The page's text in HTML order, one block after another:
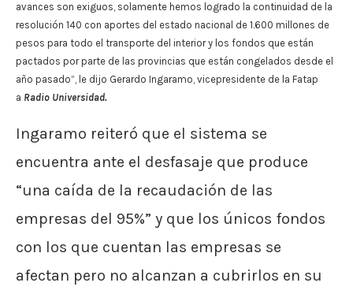
avances son exiguos, solamente hemos logrado la continuidad de la
resolución 140 con aportes del estado nacional de 1.600 millones de
pesos para todo el transporte del interior y los fondos que están
pactados por parte de las provincias que están congelados desde el
año pasado”, le dijo Gerardo Ingaramo, vicepresidente de la Fatap
a Radio Universidad.
Ingaramo reiteró que el sistema se
encuentra ante el desfasaje que produce
“una caída de la recaudación de las
empresas del 95%” y que los únicos fondos
con los que cuentan las empresas se
afectan pero no alcanzan a cubrirlos en su